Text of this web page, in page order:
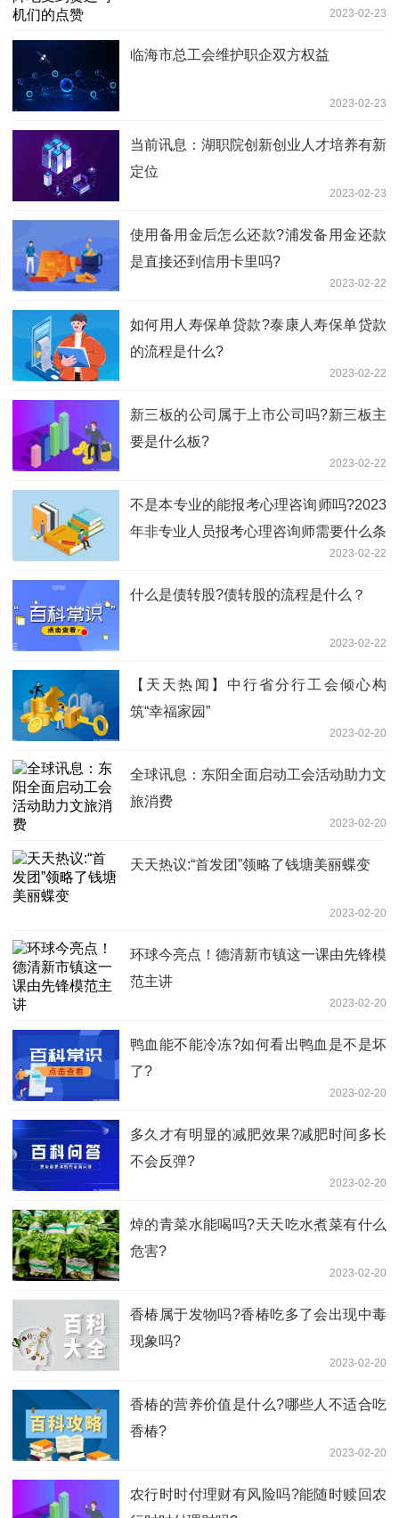
2023-02-23
临海市总工会维护职企双方权益
2023-02-23
当前讯息：湖职院创新创业人才培养有新
定位
2023-02-23
使用备用金后怎么还款?浦发备用金还款
是直接还到信用卡里吗?
2023-02-22
如何用人寿保单贷款?泰康人寿保单贷款
的流程是什么?
2023-02-22
新三板的公司属于上市公司吗?新三板主
要是什么板?
2023-02-22
不是本专业的能报考心理咨询师吗?2023
年非专业人员报考心理咨询师需要什么条
2023-02-22
什么是债转股?债转股的流程是什么？
2023-02-22
【天天热闻】中行省分行工会倾心构
筑“幸福家园”
2023-02-20
全球讯息：东阳全面启动工会活动助力文
旅消费
2023-02-20
天天热议:“首发团”领略了钱塘美丽蝶变
2023-02-20
环球今亮点！德清新市镇这一课由先锋模
范主讲
2023-02-20
鸭血能不能冷冻?如何看出鸭血是不是坏
了?
2023-02-20
多久才有明显的减肥效果?减肥时间多长
不会反弹?
2023-02-20
焯的青菜水能喝吗?天天吃水煮菜有什么
危害?
2023-02-20
香椿属于发物吗?香椿吃多了会出现中毒
现象吗?
2023-02-20
香椿的营养价值是什么?哪些人不适合吃
香椿?
2023-02-20
农行时时付理财有风险吗?能随时赎回农